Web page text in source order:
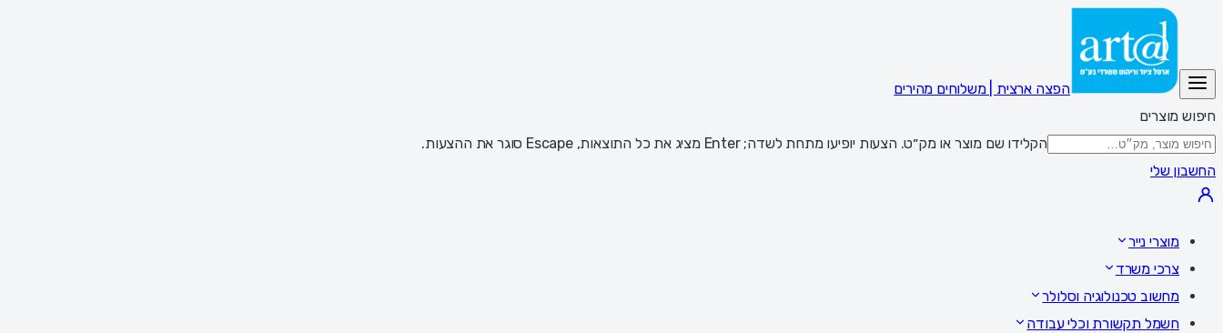
הפצה ארצית | משלוחים מהירים
חיפוש מוצרים
הקלידו שם מוצר או מק״ט. הצעות יופיעו מתחת לשדה; Enter מציג את כל התוצאות, Escape סוגר את ההצעות.
החשבון שלי
מוצרי נייר
צרכי משרד
מחשוב טכנולוגיה וסלולר
חשמל תקשורת וכלי עבודה